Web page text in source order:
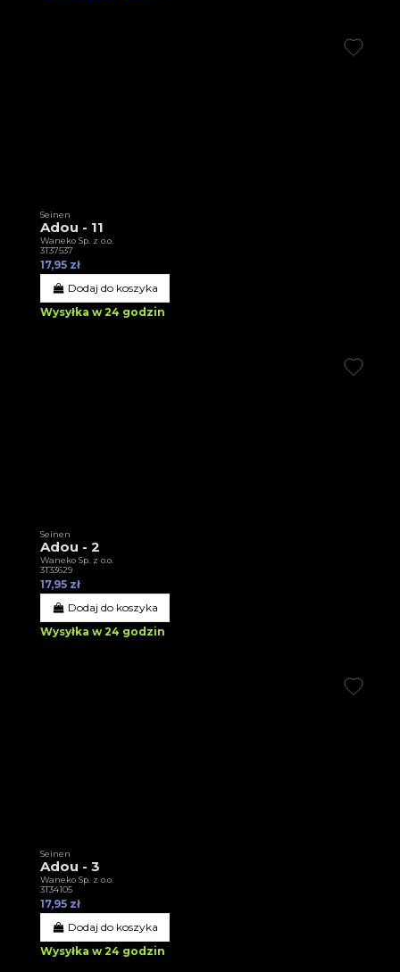
Seinen
Adou - 11
Waneko Sp. z o.o.
3T37537
17,95 zł
Dodaj do koszyka
Wysyłka w 24 godzin
Seinen
Adou - 2
Waneko Sp. z o.o.
3T33629
17,95 zł
Dodaj do koszyka
Wysyłka w 24 godzin
Seinen
Adou - 3
Waneko Sp. z o.o.
3T34105
17,95 zł
Dodaj do koszyka
Wysyłka w 24 godzin